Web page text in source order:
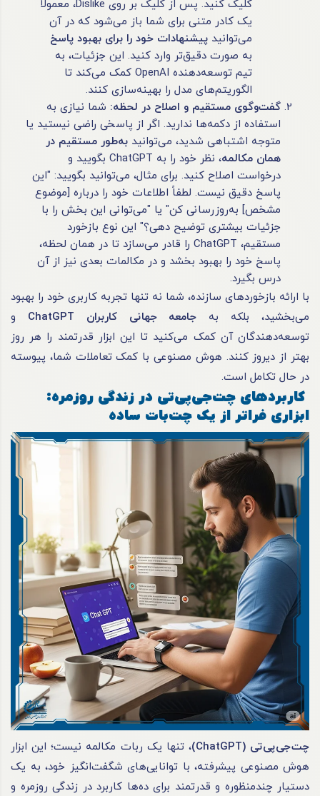
کلیک کنید. پس از کلیک بر روی Dislike، معمولاً
یک کادر متنی برای شما باز می‌شود که در آن
می‌توانید پیشنهادات خود را برای بهبود پاسخ
به صورت دقیق‌تر وارد کنید. این جزئیات، به
تیم توسعه‌دهنده OpenAI کمک می‌کند تا
الگوریتم‌های مدل را بهینه‌سازی کنند.
گفت‌وگوی مستقیم و اصلاح در لحظه: شما نیازی به
استفاده از دکمه‌ها ندارید. اگر از پاسخی راضی نیستید یا
متوجه اشتباهی شدید، می‌توانید به‌طور مستقیم در
همان مکالمه
، نظر خود را به ChatGPT بگویید و
درخواست اصلاح کنید. برای مثال، می‌توانید بگویید: "این
پاسخ دقیق نیست. لطفاً اطلاعات خود را درباره [موضوع
مشخص] به‌روزرسانی کن" یا "می‌توانی این بخش را با
جزئیات بیشتری توضیح دهی؟" این نوع بازخورد
مستقیم، ChatGPT را قادر می‌سازد تا در همان لحظه،
پاسخ خود را بهبود بخشد و در مکالمات بعدی نیز از آن
درس بگیرد.
با ارائه بازخوردهای سازنده، شما نه تنها تجربه کاربری خود را بهبود
می‌بخشید، بلکه به جامعه جهانی کاربران
و
توسعه‌دهندگان آن کمک می‌کنید تا این ابزار قدرتمند را هر روز
بهتر از دیروز کنند. هوش مصنوعی با کمک تعاملات شما، پیوسته
در حال تکامل است.
کاربردهای چت‌جی‌پی‌تی در زندگی روزمره:
ابزاری فراتر از یک چت‌بات ساده
چت‌جی‌پی‌تی (ChatGPT)
، تنها یک ربات مکالمه نیست؛ این ابزار
هوش مصنوعی پیشرفته، با توانایی‌های شگفت‌انگیز خود، به یک
دستیار چندمنظوره و قدرتمند برای ده‌ها کاربرد در زندگی روزمره و